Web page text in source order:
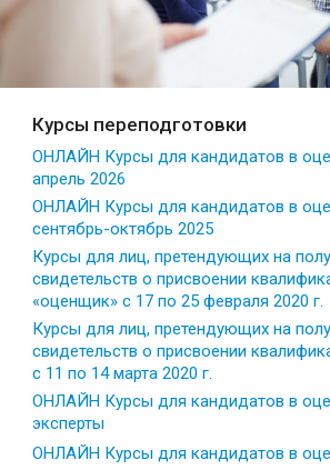
Курсы переподготовки
ОНЛАЙН Курсы для кандидатов в
апрель 2026
ОНЛАЙН Курсы для кандидатов в
сентябрь-октябрь 2025
Курсы для лиц, претендующих на
свидетельств о присвоении
«оценщик» с 17 по 25 февраля 2020 г.
Курсы для лиц, претендующих на
свидетельств о присвоении
с 11 по 14 марта 2020 г.
ОНЛАЙН Курсы для кандидатов в
эксперты
ОНЛАЙН Курсы для кандидатов в